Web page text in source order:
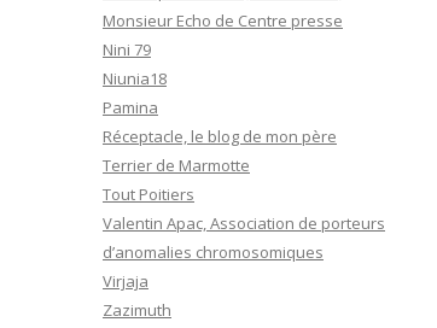
Monsieur Echo de Centre presse
Nini 79
Niunia18
Pamina
Réceptacle, le blog de mon père
Terrier de Marmotte
Tout Poitiers
Valentin Apac, Association de porteurs
d’anomalies chromosomiques
Virjaja
Zazimuth